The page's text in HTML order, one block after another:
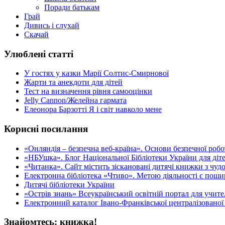
Поради батькам
Грай
Дивись і слухай
Скачай
Улюблені статті
У гостях у казки Марії Солтис-Смирнової
Жарти та анекдоти для дітей
Тест на визначення рівня самооцінки
Jelly Cannon/Желейна гармата
Елеонора Барзотті Я і світ навколо мене
Корисні посилання
«Oнляндія – безпечна веб-країна». Основи безпечної
«НБУшка». Блог Національної Бібліотеки України для
«Читанка». Сайт містить зіскановані дитячі книжки з
Електронна бібліотека «Чтиво». Метою діяльності є
Дитячі бібліотеки України
«Острів знань» Всеукраїнський освітній портал для
Електронний каталог Івано-Франківської централізованої
Знайомтесь: книжка!